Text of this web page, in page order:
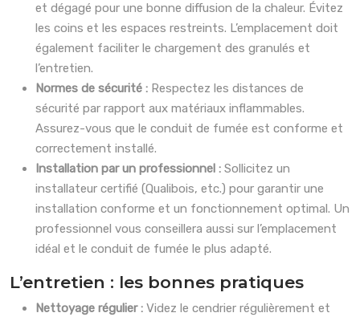
et dégagé pour une bonne diffusion de la chaleur. Évitez
les coins et les espaces restreints. L’emplacement doit
également faciliter le chargement des granulés et
l’entretien.
Normes de sécurité : Respectez les distances de
sécurité par rapport aux matériaux inflammables.
Assurez-vous que le conduit de fumée est conforme et
correctement installé.
Installation par un professionnel : Sollicitez un
installateur certifié (Qualibois, etc.) pour garantir une
installation conforme et un fonctionnement optimal. Un
professionnel vous conseillera aussi sur l’emplacement
idéal et le conduit de fumée le plus adapté.
L’entretien : les bonnes pratiques
Nettoyage régulier : Videz le cendrier régulièrement et